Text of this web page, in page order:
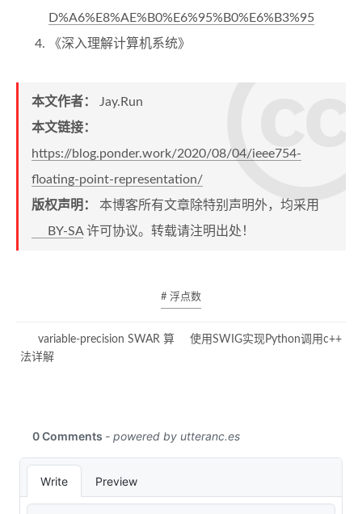
D%A6%E8%AE%B0%E6%95%B0%E6%B3%95
《深入理解计算机系统》
本文作者：
Jay.Run
本文链接：
https://blog.ponder.work/2020/08/04/ieee754-
floating-point-representation/
版权声明： 本博客所有文章除特别声明外，均采用
BY-SA许可协议。转载请注明出处！
# 浮点数
variable-precision SWAR 算
法详解
使用SWIG实现Python调用c++